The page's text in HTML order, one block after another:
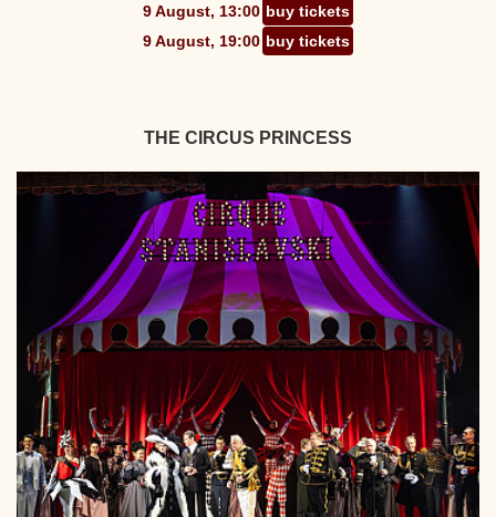
9 August, 13:00 buy tickets
9 August, 19:00 buy tickets
THE CIRCUS PRINCESS